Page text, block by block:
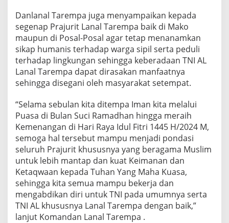
Danlanal Tarempa juga menyampaikan kepada
segenap Prajurit Lanal Tarempa baik di Mako
maupun di Posal-Posal agar tetap menanamkan
sikap humanis terhadap warga sipil serta peduli
terhadap lingkungan sehingga keberadaan TNI AL
Lanal Tarempa dapat dirasakan manfaatnya
sehingga disegani oleh masyarakat setempat.
“Selama sebulan kita ditempa Iman kita melalui
Puasa di Bulan Suci Ramadhan hingga meraih
Kemenangan di Hari Raya Idul Fitri 1445 H/2024 M,
semoga hal tersebut mampu menjadi pondasi
seluruh Prajurit khususnya yang beragama Muslim
untuk lebih mantap dan kuat Keimanan dan
Ketaqwaan kepada Tuhan Yang Maha Kuasa,
sehingga kita semua mampu bekerja dan
mengabdikan diri untuk TNI pada umumnya serta
TNI AL khususnya Lanal Tarempa dengan baik,”
lanjut Komandan Lanal Tarempa .